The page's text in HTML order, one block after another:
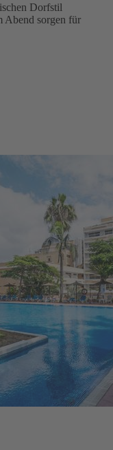
Dorfstil
Abend sorgen für